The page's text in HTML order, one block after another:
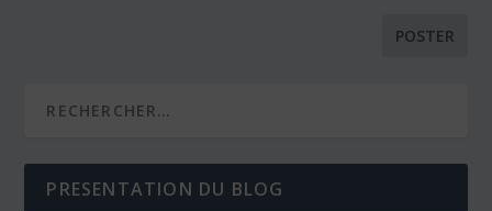
PRESENTATION DU BLOG